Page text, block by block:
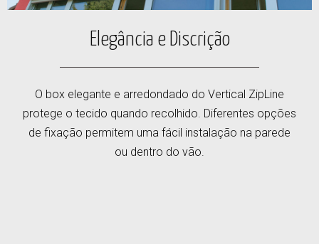
Elegância e Discrição
O box elegante e arredondado do Vertical ZipLine
protege o tecido quando recolhido. Diferentes opções
de fixação permitem uma fácil instalação na parede
ou dentro do vão.